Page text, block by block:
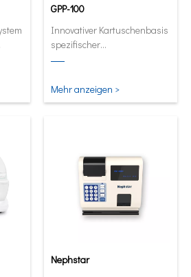
GPP-100
Innovativer Kartuschenbasis
spezifischer
Proteinanalysator. Full
quantitative Analysator in
seiner kleinsten und
Mehr anzeigen >
Nephstar